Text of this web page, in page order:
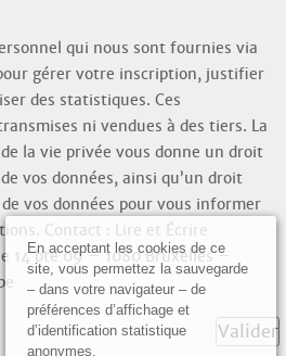
En acceptant les cookies de ce
site, vous permettez la sauvegarde
– dans votre navigateur – de
préférences d’affichage et
d’identification statistique
anonymes.
qui nous sont fournies via
gérer votre inscription, justifier
des statistiques. Ces
ni vendues à des tiers. La
la vie privée vous donne un droit
vos données, ainsi qu’un droit
vos données pour vous informer
Contact : Lire et Écrire
14 bte 09 – 1080 Bruxelles –
Valider